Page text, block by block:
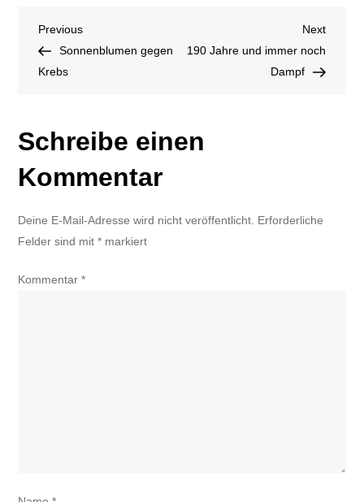
Insel
Beitragsnavigation
Previous
Post
Previous
Sonnenblumen gegen
Krebs
Next
Post
Next
190 Jahre und immer noch
Dampf
Schreibe einen
Kommentar
Deine E-Mail-Adresse wird nicht veröffentlicht. Erforderliche
Felder sind mit* markiert
Kommentar*